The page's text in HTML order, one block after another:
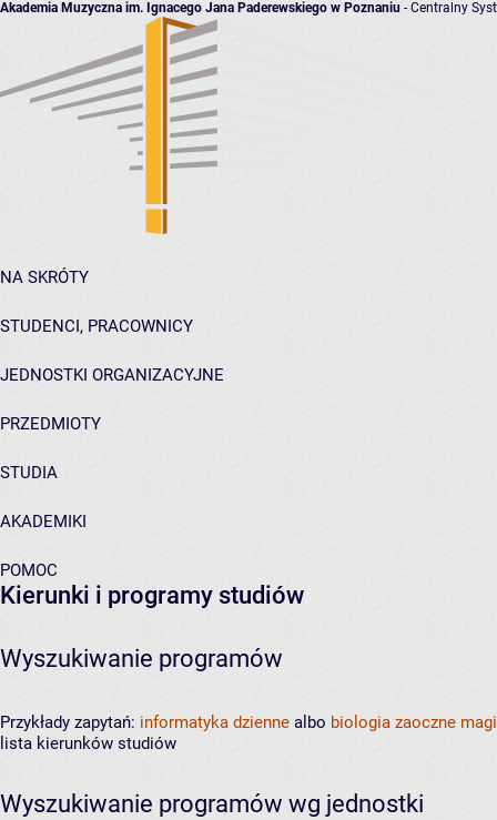
Akademia Muzyczna im. Ignacego Jana Paderewskiego w Poznaniu - Centralny
NA SKRÓTY
STUDENCI, PRACOWNICY
JEDNOSTKI ORGANIZACYJNE
PRZEDMIOTY
STUDIA
AKADEMIKI
POMOC
Kierunki i programy studiów
Wyszukiwanie programów
Przykłady zapytań: informatyka dzienne albo biologia zaoczne
lista kierunków studiów
Wyszukiwanie programów wg jednostki